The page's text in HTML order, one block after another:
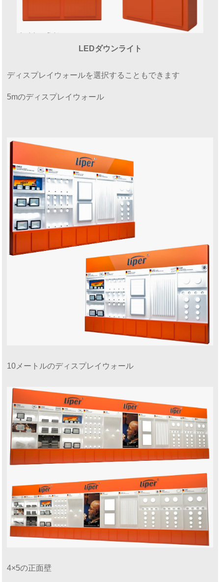
LEDダウンライト
ディスプレイウォールを選択することもできます
5mのディスプレイウォール
10メートルのディスプレイウォール
4×5の正面壁